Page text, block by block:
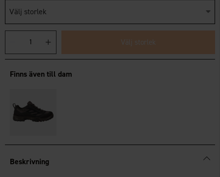
Välj storlek
Välj storlek
Finns även till dam
Beskrivning